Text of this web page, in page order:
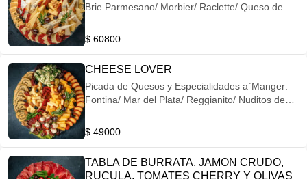
Brie Parmesano/ Morbier/ Raclette/ Queso de
a'Manger con alcaparras/ Nuditos de Mozzarella
Almendras y Nueces
$ 60800
CHEESE LOVER
Picada de Quesos y Especialidades a`Manger:
Fontina/ Mar del Plata/ Reggianito/ Nuditos de
oliva/ Quesito a'Manger arrollado con Orégano/
secos y Olivas negras/ Olivas: Verdes
$ 49000
TABLA DE BURRATA, JAMON CRUDO,
RUCULA, TOMATES CHERRY Y OLIVAS